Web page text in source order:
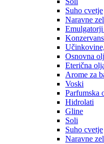
Suho cvetje
Naravne
Osnovna
Eterična
Arome za
Voski
Parfumska
Hidrolati
Gline
Soli
Suho cvetje
Naravne